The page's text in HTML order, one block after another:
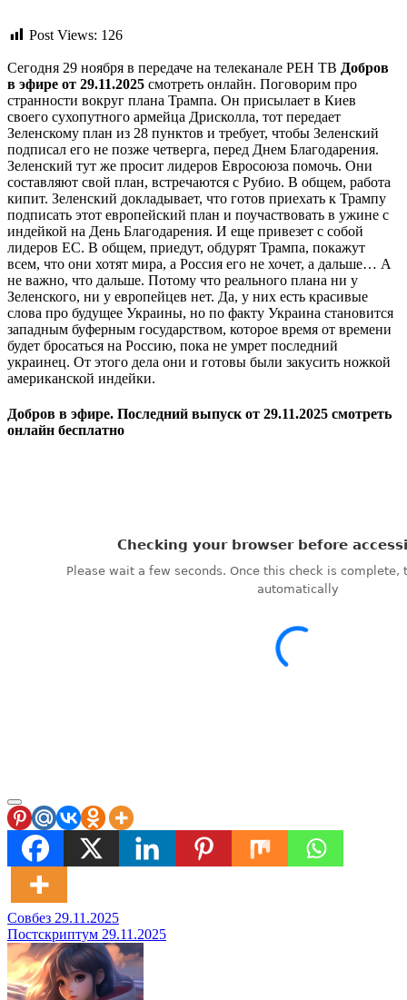
Post Views: 126
Сегодня 29 ноября в передаче на телеканале РЕН ТВ Добров
в эфире от 29.11.2025 смотреть онлайн. Поговорим про
странности вокруг плана Трампа. Он присылает в Киев
своего сухопутного армейца Дрисколла, тот передает
Зеленскому план из 28 пунктов и требует, чтобы Зеленский
подписал его не позже четверга, перед Днем Благодарения.
Зеленский тут же просит лидеров Евросоюза помочь. Они
составляют свой план, встречаются с Рубио. В общем, работа
кипит. Зеленский докладывает, что готов приехать к Трампу
подписать этот европейский план и поучаствовать в ужине с
индейкой на День Благодарения. И еще привезет с собой
лидеров ЕС. В общем, приедут, обдурят Трампа, покажут
всем, что они хотят мира, а Россия его не хочет, а дальше… А
не важно, что дальше. Потому что реального плана ни у
Зеленского, ни у европейцев нет. Да, у них есть красивые
слова про будущее Украины, но по факту Украина становится
западным буферным государством, которое время от времени
будет бросаться на Россию, пока не умрет последний
украинец. От этого дела они и готовы были закусить ножкой
американской индейки.
Добров в эфире. Последний выпуск от 29.11.2025 смотреть
онлайн бесплатно
Навигация
по
записям
Совбез 29.11.2025
Постскриптум 29.11.2025